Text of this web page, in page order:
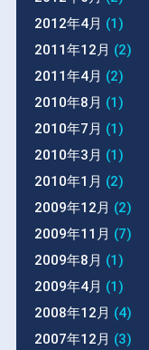
2012年4月 (1)
2011年12月 (2)
2011年4月 (2)
2010年8月 (1)
2010年7月 (1)
2010年3月 (1)
2010年1月 (2)
2009年12月 (2)
2009年11月 (7)
2009年8月 (1)
2009年4月 (1)
2008年12月 (4)
2007年12月 (3)